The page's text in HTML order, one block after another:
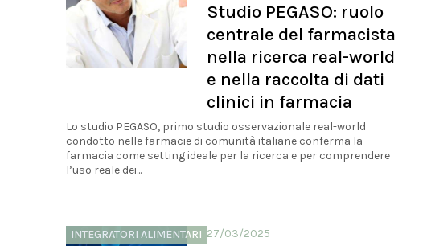
Studio PEGASO: ruolo
centrale del farmacista
nella ricerca real-world
e nella raccolta di dati
clinici in farmacia
Lo studio PEGASO, primo studio osservazionale real-world
condotto nelle farmacie di comunità italiane conferma la
farmacia come setting ideale per la ricerca e per comprendere
l’uso reale dei...
INTEGRATORI ALIMENTARI 27/03/2025